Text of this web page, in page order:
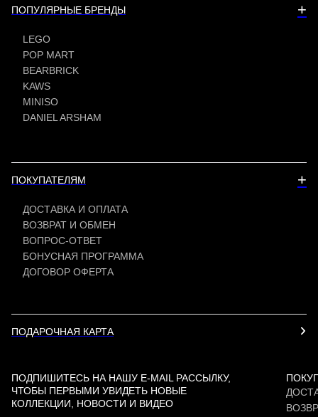
ПОПУЛЯРНЫЕ БРЕНДЫ +
LEGO
POP MART
BEARBRICK
KAWS
MINISO
DANIEL ARSHAM
ПОКУПАТЕЛЯМ +
ДОСТАВКА И ОПЛАТА
ВОЗВРАТ И ОБМЕН
ВОПРОС-ОТВЕТ
БОНУСНАЯ ПРОГРАММА
ДОГОВОР ОФЕРТА
ПОДАРОЧНАЯ КАРТА
ПОДПИШИТЕСЬ НА НАШУ E-MAIL РАССЫЛКУ,
ЧТОБЫ ПЕРВЫМИ УВИДЕТЬ НОВЫЕ
КОЛЛЕКЦИИ, НОВОСТИ И ВИДЕО